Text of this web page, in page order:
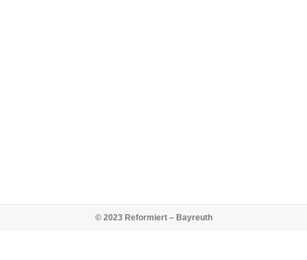
© 2023 Reformiert – Bayreuth